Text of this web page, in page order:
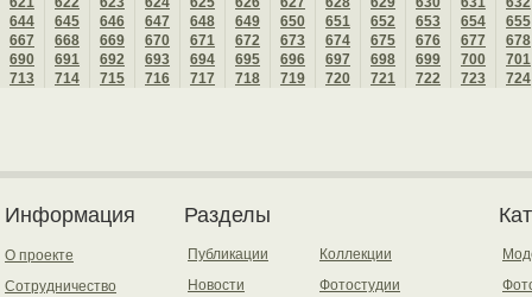
644
645 646 647 648 649 650 651 652 653 654
655
667
668 669 670 671 672 673 674 675 676 677
678
690
691 692 693 694 695 696 697 698 699 700
701
713
714 715 716 717 718 719 720 721 722 723 724
Информация
О проекте
Сотрудничество
Разделы
Публикации
Новости
Коллекции
Фотостудии